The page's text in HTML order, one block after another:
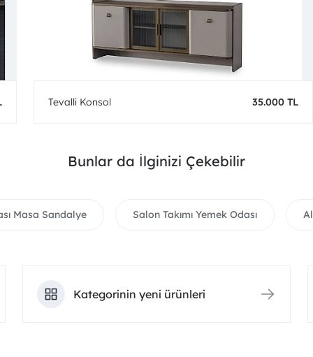
Tevalli Konsol 35.000 TL
Bunlar da İlginizi Çekebilir
Masa Sandalye Salon Takımı Yemek Odası
Kategorinin yeni ürünleri